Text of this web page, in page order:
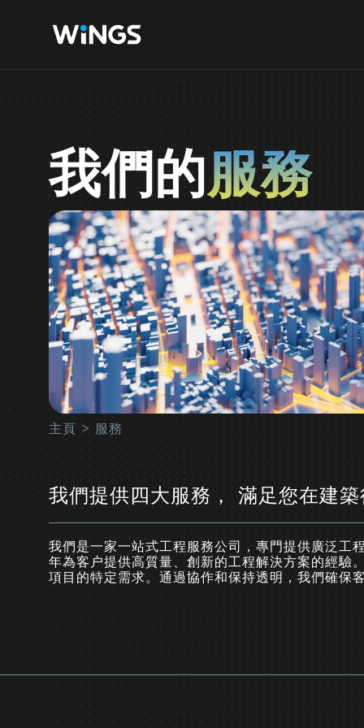
我們的 服務
主頁 > 服務
我們提供四大服務， 滿足您在建
我們是一家一站式工程服務公司，專門提供廣泛工
年為客户提供高質量、創新的工程解決方案的經驗
項目的特定需求。通過協作和保持透明，我們確保